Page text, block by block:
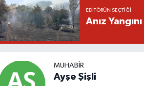
EDITÖRÜN SEÇTIĞI
Anız
MUHABIR
Ayşe Şişli